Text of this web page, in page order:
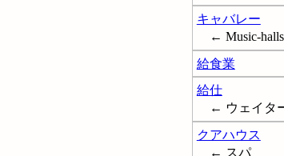
キャバレー
← Music-halls
給食業
給仕
← ウェイタ
クアハウス
← スパ